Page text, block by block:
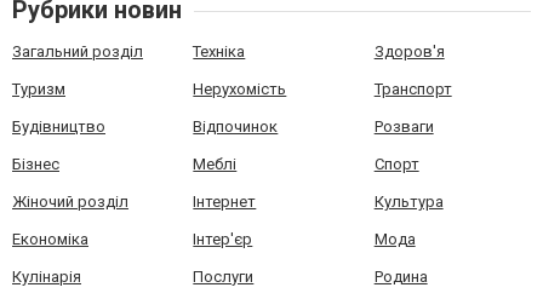
Рубрики новин
Загальний розділ Техніка Здоров'я
Туризм Нерухомість Транспорт
Будівництво Відпочинок Розваги
Бізнес Меблі Спорт
Жіночий розділ Інтернет Культура
Економіка Інтер'єр Мода
Кулінарія Послуги Родина